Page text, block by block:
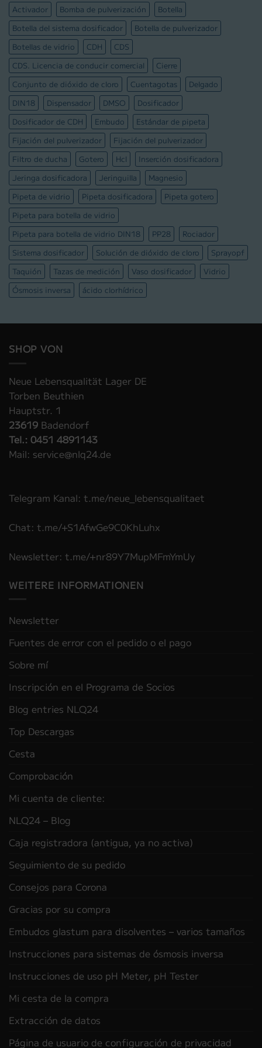
Activador Bomba de pulverización
Botella
Botella del sistema dosificador
Botella de pulverizador
Botellas de vidrio
CDH
CDS
CDS. Licencia de conducir comercial
Cierre
Conjunto de dióxido de cloro
Cuentagotas
Delgado
DIN18
Dispensador DMSO
Dosificador
Dosificador de CDH
Embudo
Estándar de pipeta
Fijación del pulverizador
Fijación del pulverizador
Filtro de ducha
Gotero Hcl
Inserción dosificadora
Jeringa dosificadora
Jeringuilla
Magnesio
Pipeta de vidrio
Pipeta dosificadora
Pipeta gotero
Pipeta para botella de vidrio
Pipeta para botella de vidrio DIN18
PP28
Rociador
Sistema dosificador
Solución de dióxido de cloro
Sprayopf
Taquión
Tazas de medición Vaso dosificador
Vidrio
Ósmosis inversa
ácido clorhídrico
SHOP VON
Neue Lebensqualität Lager DE
Torben Beuthien
Hauptstr. 1
23619 Badendorf
Tel.: 0451 4891143
Mail: service@nlq24.de
Telegram Kanal: t.me/neue_lebensqualitaet
Chat: t.me/+S1AfwGe9C0KhLuhx
Newsletter: t.me/+nr89Y7MupMFmYmUy
WEITERE INFORMATIONEN
Newsletter
Fuentes de error con el pedido o el pago
Sobre mí
Inscripción en el Programa de Socios
Blog entries NLQ24
Top Descargas
Cesta
Comprobación
Mi cuenta de cliente:
NLQ24 – Blog
Caja registradora (antigua, ya no activa)
Seguimiento de su pedido
Consejos para Corona
Gracias por su compra
Embudos glastum para disolventes – varios tamaños
Instrucciones para sistemas de ósmosis inversa
Instrucciones de uso pH Meter, pH Tester
Mi cesta de la compra
Extracción de datos
Página de usuario de configuración de privacidad